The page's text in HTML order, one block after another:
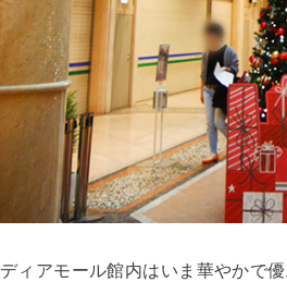
ディアモール館内はいま華やかで